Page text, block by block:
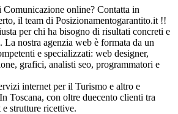
online? Contatta in
il team di Posizionamentogarantito.it !!
per chi ha bisogno di risultati concreti e
nostra agenzia web è formata da un
e specializzati: web designer,
grafici, analisti seo, programmatori e
internet per il Turismo e altro e
Toscana, con oltre duecento clienti tra
strutture ricettive.